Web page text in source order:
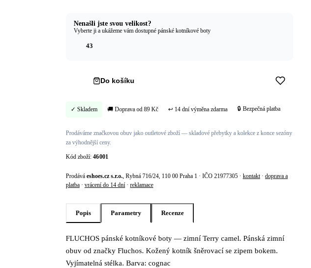
Nenašli jste svou velikost?
Vyberte ji a ukážeme vám dostupné pánské kotníkové boty
43
Do košíku
✓ Skladem 🚚 Doprava od 89 Kč ↩ 14 dní výměna zdarma 🔒 Bezpečná platba
Prodáváme značkovou obuv jako outletové zboží — skladové přebytky a kolekce z konce sezóny
za výhodnější ceny.
Kód zboží: 46001
Prodává eshoes.cz s.r.o. , Rybná 716/24, 110 00 Praha 1 · IČO 21977305 · kontakt · doprava a
platba · vrácení do 14 dní · reklamace
Popis Parametry Recenze
Popis produktu Fluchos Pánské kotníkové boty
FLUCHOS pánské kotníkové boty — zimní Terry camel. Pánská zimní
obuv od značky Fluchos. Kožený kotník šněrovací se zipem bokem.
Vyjímatelná stélka. Barva: cognac